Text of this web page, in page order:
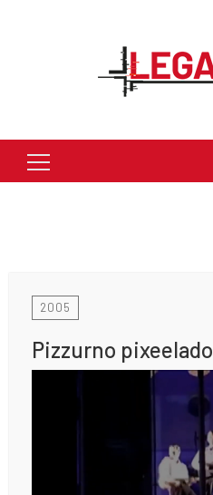
Buscar:
2005
Pizzurno pixeelado